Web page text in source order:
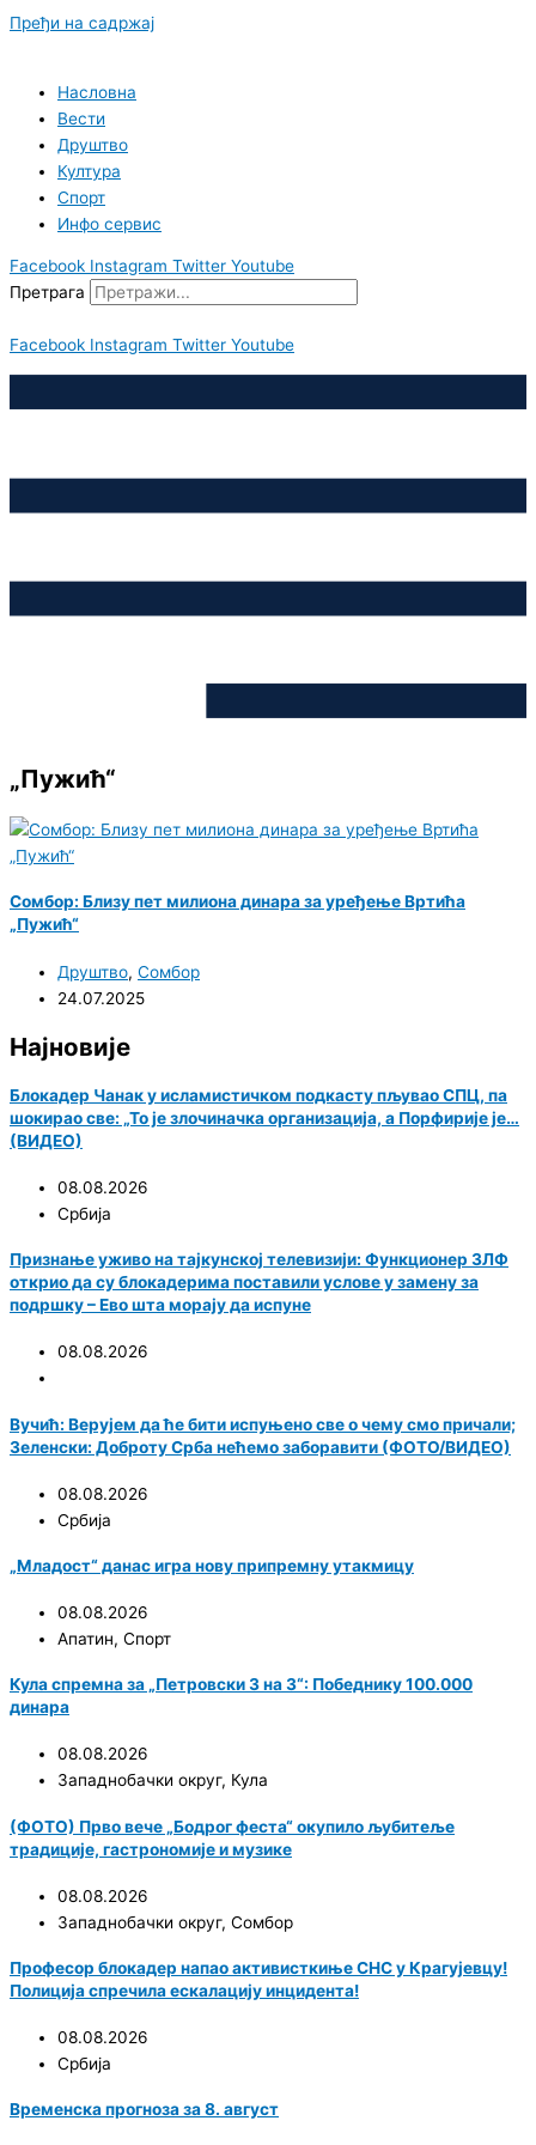
Пређи на садржај
Насловна
Вести
Друштво
Култура
Спорт
Инфо сервис
Facebook Instagram Twitter Youtube
Претрага
Facebook Instagram Twitter Youtube
„Пужић“
Сомбор: Близу пет милиона динара за уређење Вртића
„Пужић“
Друштво, Сомбор
24.07.2025
Најновије
Блокадер Чанак у исламистичком подкасту пљувао СПЦ, па
шокирао све: „То је злочиначка организација, а Порфирије је…
(ВИДЕО)
08.08.2026
Србија
Признање уживо на тајкунској телевизији: Функционер ЗЛФ
открио да су блокадерима поставили услове у замену за
подршку – Ево шта морају да испуне
08.08.2026
Вучић: Верујем да ће бити испуњено све о чему смо причали;
Зеленски: Доброту Срба нећемо заборавити (ФОТО/ВИДЕО)
08.08.2026
Србија
„Младост“ данас игра нову припремну утакмицу
08.08.2026
Апатин, Спорт
Кула спремна за „Петровски 3 на 3“: Победнику 100.000
динара
08.08.2026
Западнобачки округ, Кула
(ФОТО) Прво вече „Бодрог феста“ окупило љубитеље
традиције, гастрономије и музике
08.08.2026
Западнобачки округ, Сомбор
Професор блокадер напао активисткиње СНС у Крагујевцу!
Полиција спречила ескалацију инцидента!
08.08.2026
Србија
Временска прогноза за 8. август